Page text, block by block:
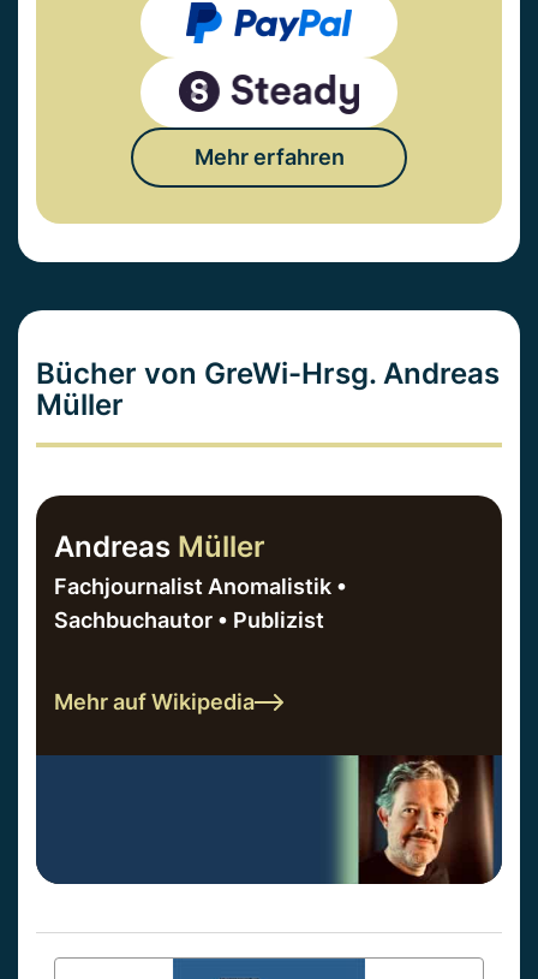
Mehr erfahren
Bücher von GreWi-Hrsg. Andreas
Müller
Andreas Müller
Fachjournalist Anomalistik •
Sachbuchautor • Publizist
Mehr auf Wikipedia